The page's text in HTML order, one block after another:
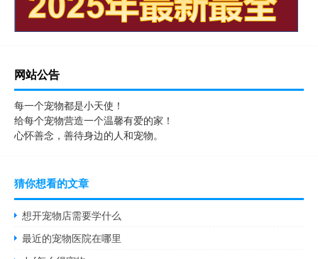
网站公告
每一个宠物都是小天使！
给每个宠物营造一个温馨有爱的家！
心怀善念，善待身边的人和宠物。
猜你想看的文章
想开宠物店需要学什么
最近的宠物医院在哪里